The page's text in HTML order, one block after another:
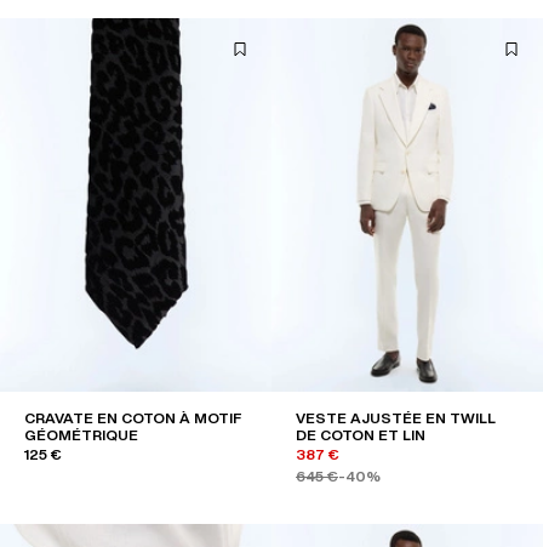
CRAVATE EN COTON À MOTIF
GÉOMÉTRIQUE
125 €
VESTE AJUSTÉE EN TWILL
DE COTON ET LIN
387 €
645 €-40%